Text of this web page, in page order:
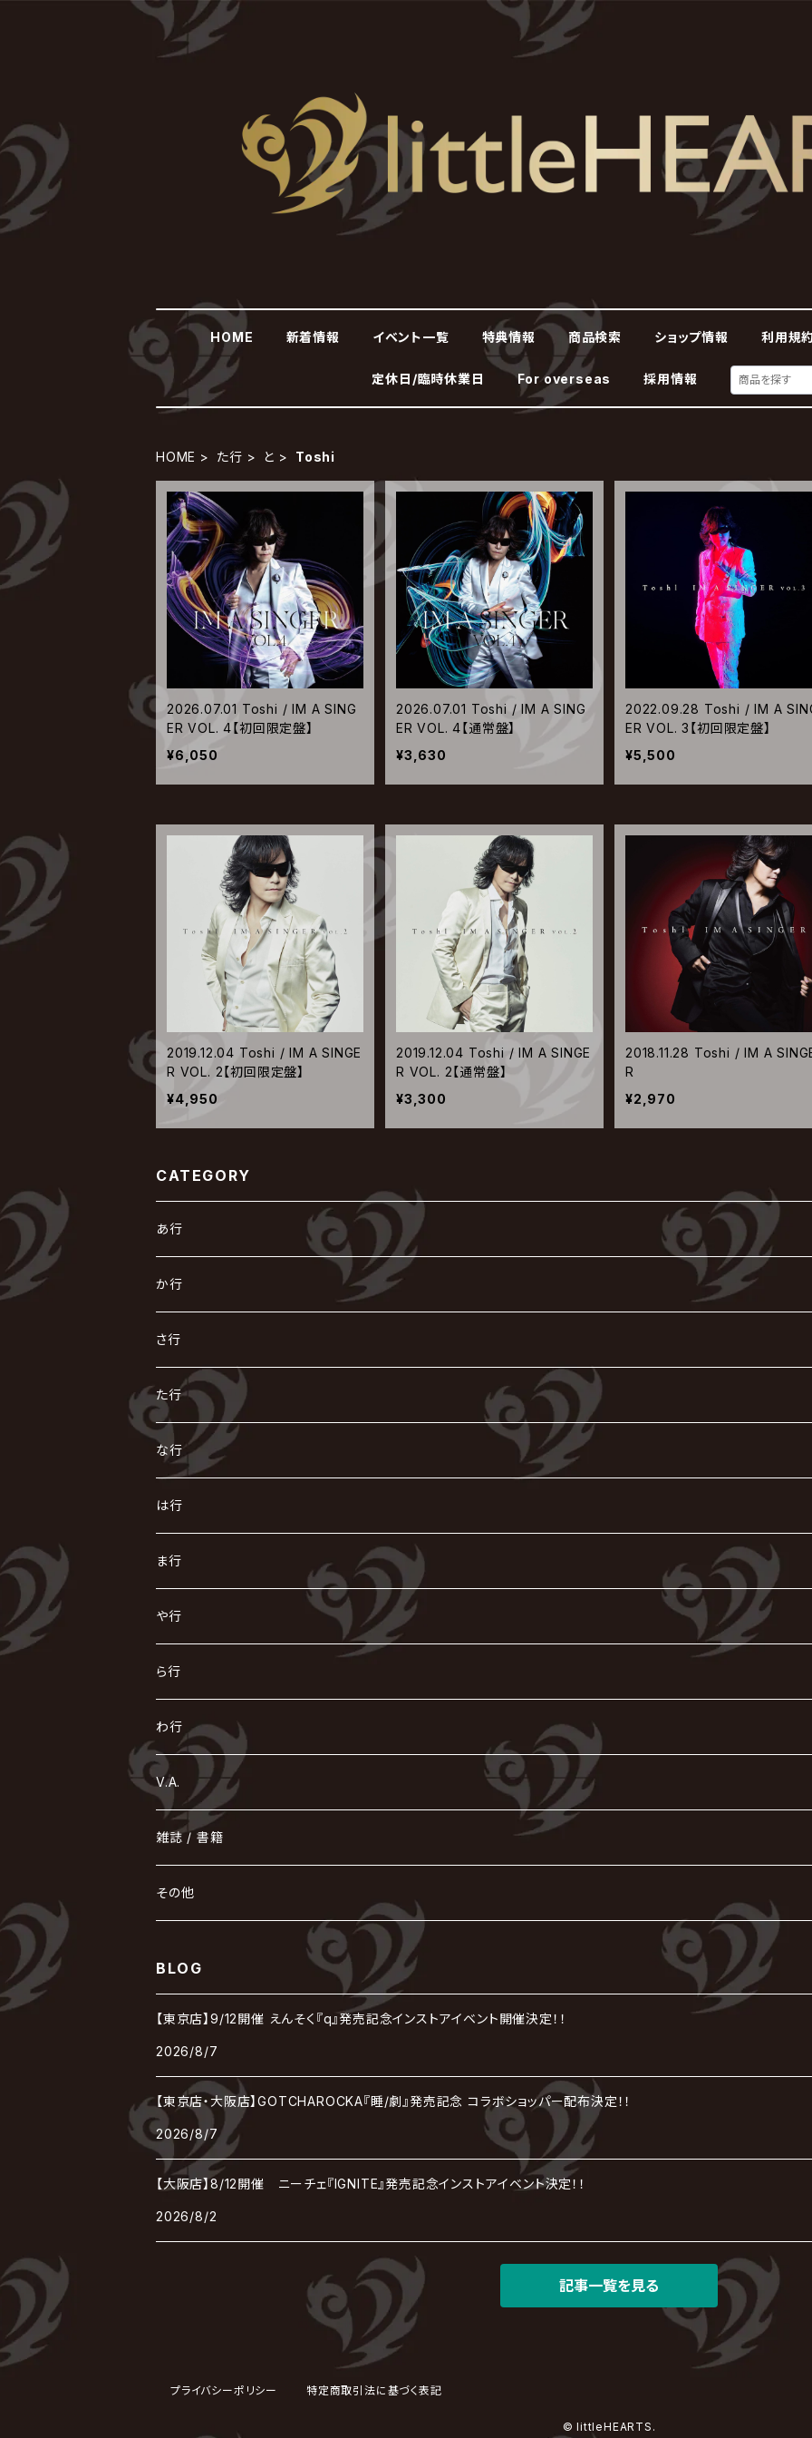
HOME 新着情報 イベント一覧 特典情報 商品検索 ショップ情報 利用規
定休日/臨時休業日 For overseas 採用情報
HOME た行 と Toshi
2026.07.01 Toshi / IM A SING
ER VOL. 4【初回限定盤】
¥6,050
2026.07.01 Toshi / IM A SING
ER VOL. 4【通常盤】
¥3,630
2022.09.28 Toshi / IM A
ER VOL. 3【初回限定盤】
¥5,500
2019.12.04 Toshi / IM A SINGE
R VOL. 2【初回限定盤】
¥4,950
2019.12.04 Toshi / IM A SINGE
R VOL. 2【通常盤】
¥3,300
2018.11.28 Toshi / IM A
R
¥2,970
CATEGORY
あ行
あ
R指定
AIOLIN
i.D.A
Azavana
Acid Black Cherry
Ashmaze.
甘い暴力
アリス九號. / ALICE NINE. / A9
ΛrlequiΩ / アルルカン
Angelo
アンティック-珈琲店-
アンフィル
い
IKUO
exist†trace
色々な十字架
168 / 葵-168-
う
VIRGE / ヴァージュ
Waive
UCHUSENTAI:NOIZ / 宇宙戦隊NOIZ
え
ACE OF SPADES
X JAPAN
LSN / The LEGENDARY SIX NINE
お
AURORIZE
OFIAM
か行
か
怪人二十面奏
Kαin
the GazettE
GOTCHAROCKA
蛾と蝶
cali≠gari
河村隆一
き
KISAKI
キズ
KIRITO / キリト
己龍
く
Crack6
グラビティ
GREN / グレン
黒夢
け
[ kei ] / 圭
仮病
こ
GOATBED
ゴールデンボンバー
CONTRASTZ
さ行
さ
ザアザア
The THIRTEEN
XANVALA
し
Zeke Deux
Z CLEAR
Sick²
ジグソウ
シド
JAKIGAN MEISTER
Chanty
sugar
Jupiter
JILUKA
す
Z CLEAR
超ジャシー
sukekiyo
SCAPEGOAT
SPLENDID GOD GIRAFFE
SLAPSLY / CHIYU
せ
ゼラ
零[Hz]
そ
SOPHIA
ZOMBIE / ぞんび
た行
た
DASEIN
DAIGO
DADAROMA
逹瑯
DAVID / SUI / 縁
DARRELL
ち
CHAQLA.
つ
て
D
DIAURA
DaizyStripper
D'ESPAIRSRAY
DEXCORE
TAKE NO BREAK
DEZERT
deadman
DEVILOOF
と
東京花嫁
Tourbillon
Dawnman
な行
な
NIGHTMARE
NAZARE
に
NiEL
NICOLAS
ぬ
nurié
ね
NETH PRIERE CAIN
NEVERLAND
の
NoGoD
NOCTURNAL BLOODLUST
は行
は
heidi.
H.U.G
BugLug
HAZUKI / 葉月
薔薇の宮殿
BAROQUE
ひ
HERO
美炎-BIEN-
HIZAKI
vistlip
hide with Spread Beaver / hide
HIDE-ZOU
ふ
Far East Dizain
Fatüm
FANTASTIC◇CIRCUS
Blu-BiLLioN
BULL ZEICHEN 88
BULL FIELD
BREAKERZ
へ
BabyKingdom
THE BEETHOVEN
ペンタゴン
ほ
POIDOL
HOLLOWGRAM
ま行
ま
THE MICRO HEAD 4N'S
MAO / マオ from SID
マガツノート
machine
マツタケワークス
摩天楼オペラ
THE MADNA
MAMA.
まみれた / MAMIRETA
み
未完成アリス
ミスイ
mitsu
む
MUCC / ムック
め
メトロノーム
MERRY / メリー
も
THE MORTAL
最上川司
や行
や
ヤミテラ / 外道反逆者ヤミテラ
ゆ
YUKIYA / 藤田幸也
ユナイト
よ
ら行
ら
rice
Rides In ReVellion
RAN / 蘭
り
Leetspeak monsters
Ricky
LIPHLICH
Lill
る
Ruiza
LUNA SEA
れ
the Raid.
REIGN
RAZOR
LSN / The LEGENDARY SIX NINE
Rorschach.inc
ロマン急行
わ行
わ
wyse
我が為
V.A.
雑誌 / 書籍
hévn
その他
BLOG
【東京店】9/12開催 えんそく『q』発売記念インストアイベント開催決定！！
2026/8/7
【東京店・大阪店】GOTCHAROCKA『睡/劇』発売記念 コラボショッパー配布決定！！
2026/8/7
【大阪店】8/12開催 ニーチェ『IGNITE』発売記念インストアイベント決定！！
2026/8/2
記事一覧を見る
プライバシーポリシー 特定商取引法に基づく表記
© littleHEARTS.